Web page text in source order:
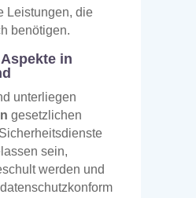
Leistungen, die
benötigen.
in
unterliegen
gesetzlichen
sein,
werden und